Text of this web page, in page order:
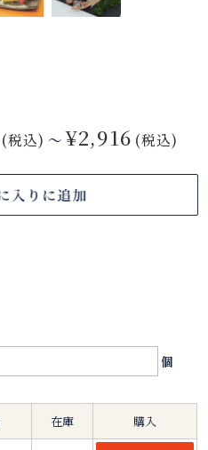
(税込) ～ ¥2,916 (税込)
個
在庫 購入